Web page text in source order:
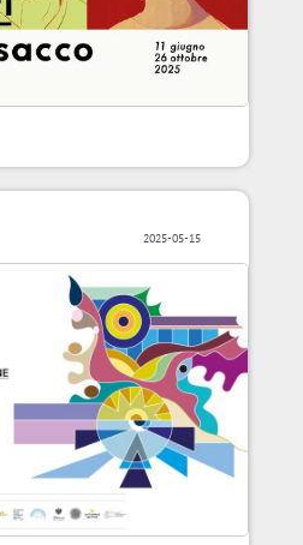
2025-05-15